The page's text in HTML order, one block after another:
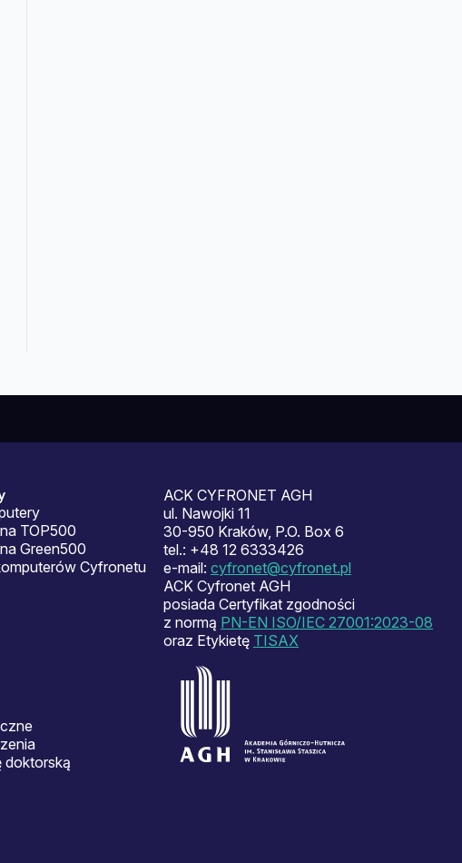
TOP500
Green500
Cyfronetu
doktorską
ACK CYFRONET AGH
ul. Nawojki 11
30-950 Kraków, P.O. Box 6
tel.: +48 12 6333426
e-mail: cyfronet@cyfronet.pl
ACK Cyfronet AGH
posiada Certyfikat zgodności
z normą PN-EN ISO/IEC 27001:2023-08
oraz Etykietę TISAX